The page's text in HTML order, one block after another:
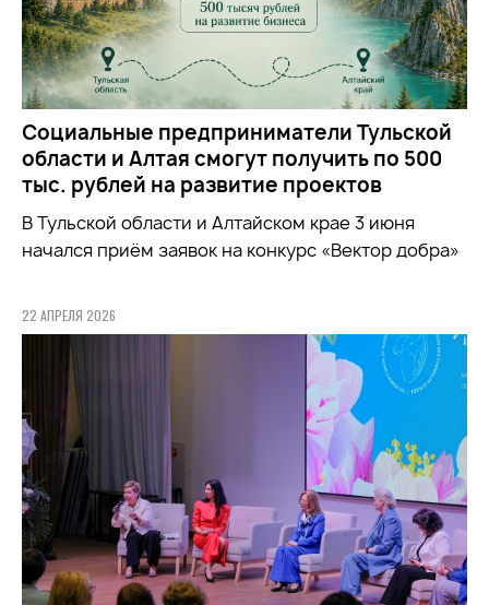
Социальные предприниматели Тульской
области и Алтая смогут получить по 500
тыс. рублей на развитие проектов
В Тульской области и Алтайском крае 3 июня
начался приём заявок на конкурс «Вектор добра»
22 АПРЕЛЯ 2026